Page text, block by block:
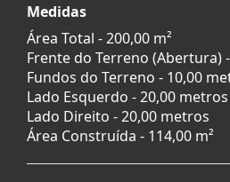
Medidas
Área Total - 200,00 m²
Frente do Terreno (Abertura)
Fundos do Terreno - 10,00
Lado Esquerdo - 20,00 metros
Lado Direito - 20,00 metros
Área Construída - 114,00 m²